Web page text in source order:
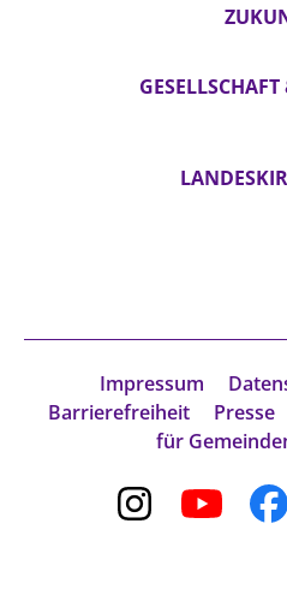
Impressum
Barrierefreiheit
Presse
für
Älterwerden im
Beschwerdestellen
Finanzplanung
Kantine Speiseplan
Kirchliches Amtsblatt
Kirchliche Verwaltung
Klimaschutzgesetz